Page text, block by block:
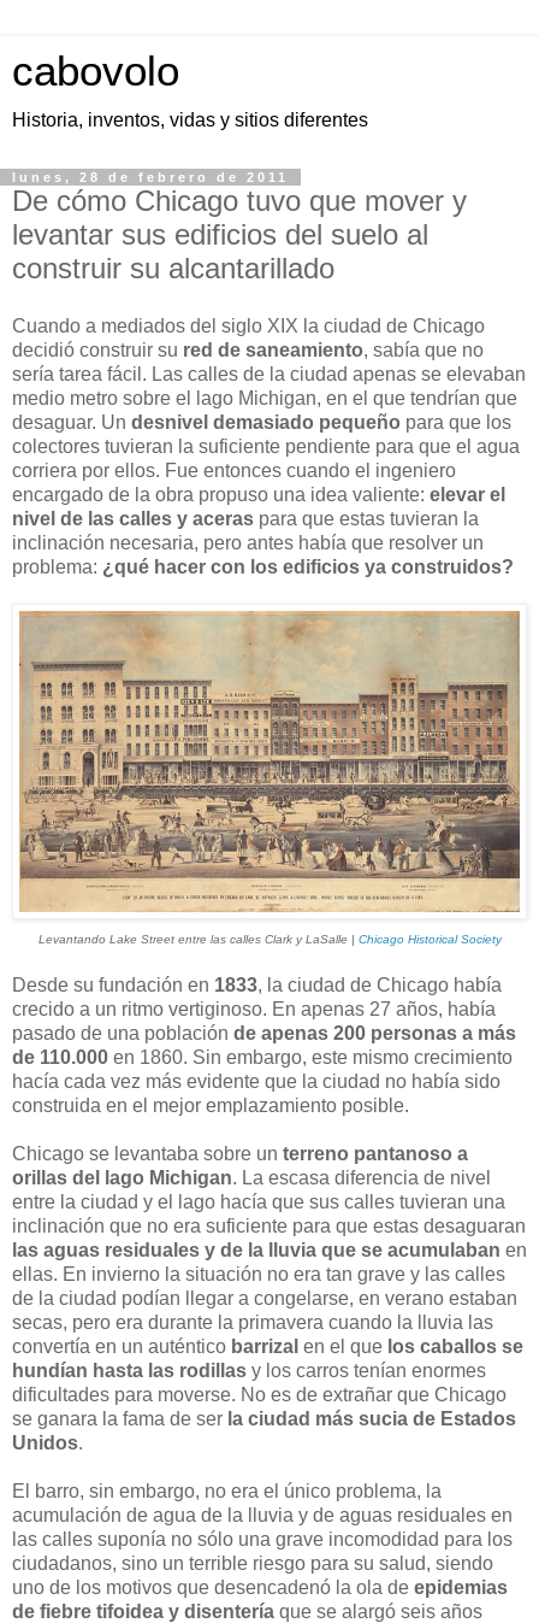
cabovolo
Historia, inventos, vidas y sitios diferentes
lunes, 28 de febrero de 2011
De cómo Chicago tuvo que mover y
levantar sus edificios del suelo al
construir su alcantarillado
Cuando a mediados del siglo XIX la ciudad de Chicago
decidió construir su red de saneamiento, sabía que no
sería tarea fácil. Las calles de la ciudad apenas se elevaban
medio metro sobre el lago Michigan, en el que tendrían que
desaguar. Un desnivel demasiado pequeño para que los
colectores tuvieran la suficiente pendiente para que el agua
corriera por ellos. Fue entonces cuando el ingeniero
encargado de la obra propuso una idea valiente: elevar el
nivel de las calles y aceras para que estas tuvieran la
inclinación necesaria, pero antes había que resolver un
problema: ¿qué hacer con los edificios ya construidos?
Levantando Lake Street entre las calles Clark y LaSalle | Chicago Historical Society
Desde su fundación en 1833, la ciudad de Chicago había
crecido a un ritmo vertiginoso. En apenas 27 años, había
pasado de una población de apenas 200 personas a más
de 110.000 en 1860. Sin embargo, este mismo crecimiento
hacía cada vez más evidente que la ciudad no había sido
construida en el mejor emplazamiento posible.
Chicago se levantaba sobre un terreno pantanoso a
orillas del lago Michigan. La escasa diferencia de nivel
entre la ciudad y el lago hacía que sus calles tuvieran una
inclinación que no era suficiente para que estas desaguaran
las aguas residuales y de la lluvia que se acumulaban en
ellas. En invierno la situación no era tan grave y las calles
de la ciudad podían llegar a congelarse, en verano estaban
secas, pero era durante la primavera cuando la lluvia las
convertía en un auténtico barrizal en el que los caballos se
hundían hasta las rodillas y los carros tenían enormes
dificultades para moverse. No es de extrañar que Chicago
se ganara la fama de ser la ciudad más sucia de Estados
Unidos.
El barro, sin embargo, no era el único problema, la
acumulación de agua de la lluvia y de aguas residuales en
las calles suponía no sólo una grave incomodidad para los
ciudadanos, sino un terrible riesgo para su salud, siendo
uno de los motivos que desencadenó la ola de epidemias
de fiebre tifoidea y disentería que se alargó seis años